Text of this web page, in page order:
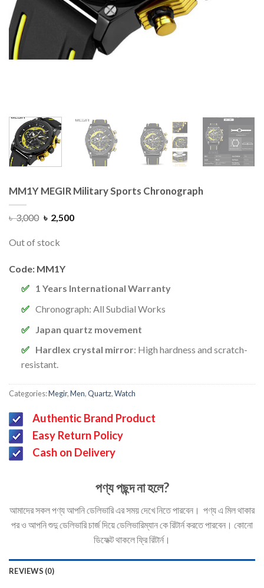
MM1Y MEGIR Military Sports Chronograph
৳3,000 ৳ 2,500
Out of stock
Code: MM1Y
1 Years International Warranty
Chronograph: All Subdial Works
Japan quartz movement
Hardlex crystal mirror: High hardness and scratch-
resistant.
Categories:Megir,Men,Quartz,Watch
Authentic Brand Product
Easy Return Policy
Cash on Delivery
পণ্য পছন্দ না হলে?
আমাদের সকল পণ্য আপনি ডেলিভারি এর সময় দেখে নিতে পারবেন। পণ্য এ মিল থাকার
পর ও আপনি শুদু ডেলিভারি চার্জ দিয়ে ডেলিভারিম্যান কে রিটার্ন করতে পারবেন। কোনো
ডিফেক্ট থাকলে ফ্রি রিটার্ন।
REVIEWS (0)